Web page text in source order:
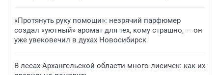
«Протянуть руку помощи»: незрячий парфюмер
создал «уютный» аромат для тех, кому страшно, — он
уже увековечил в духах Новосибирск
В лесах Архангельской области много лисичек: как их